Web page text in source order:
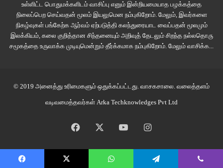
உள்ளிட்ட பொதுமக்களிடம் வாசிப்பு எனும் இன்றியமையாத பழக்கத்தை
நிலைப்பெற செய்வதன் மூலம் இயலுமென நம்புகிறோம். மேலும், இவர்களை
நிகழ்வுகள் பங்கேற்க ஆர்வம் ஏற்படுத்தி கலந்துரையாட வைப்பதன் மூலமும்
இலக்கியம், கலை குறித்தான சிந்தனையும் அறிவுத் தேடலும் சிறந்த நல்லதொரு
சமூகத்தை உருவாக்க முடியுமென்றும் தீர்க்கமாக நம்புகிறோம். மேலும் வாசிக்க...
© 2019 அனைத்து உரிமைகளும் ஒதுக்கப்பட்டது. வாசகசாலை . வலைத்தளம்
வடிவமைத்தவர்கள் Arka Techknowledges Pvt Ltd
Facebook YouTubeInstagram